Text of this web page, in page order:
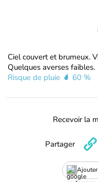
Ciel couvert et brumeux.
Quelques averses faibles.
Risque de pluie
60 %
Recevoir la
Ajouter
Partager